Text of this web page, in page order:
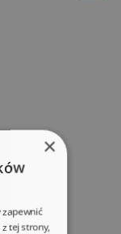
×
zapewnić
tej strony,